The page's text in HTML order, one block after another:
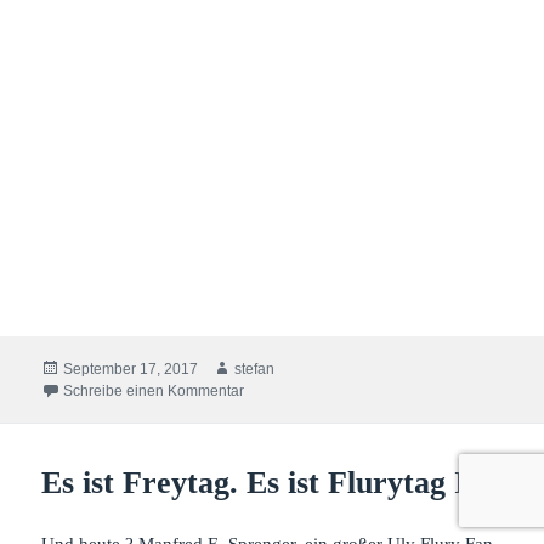
Es bleibt offen, ob es die erotische Darstellung des
Niemand, der nicht das Victoria-Firmenlogo kennt, was man